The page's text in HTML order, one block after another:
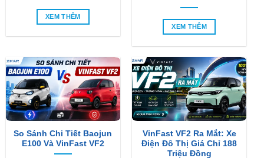
So Sánh Chi Tiết Baojun
E100 Và VinFast VF2
XEM THÊM
VinFast VF2 Ra Mắt: Xe
Điện Đô Thị Giá Chỉ 188
Triệu Đồng
XEM THÊM